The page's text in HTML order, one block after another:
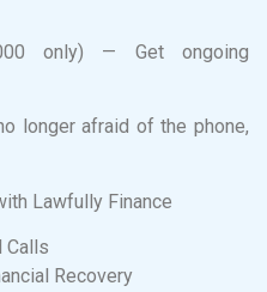
only) — Get ongoing
longer afraid of the phone,
Lawfully Finance
Calls
Recovery